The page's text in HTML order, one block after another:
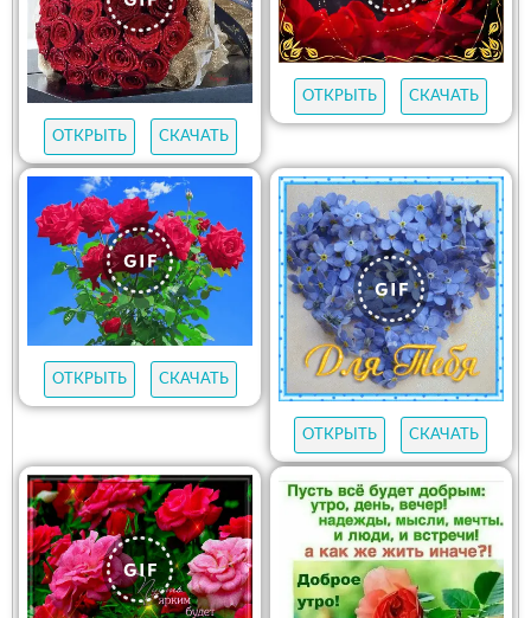
ОТКРЫТЬ СКАЧАТЬ
ОТКРЫТЬ СКАЧАТЬ
ОТКРЫТЬ СКАЧАТЬ
ОТКРЫТЬ СКАЧАТЬ